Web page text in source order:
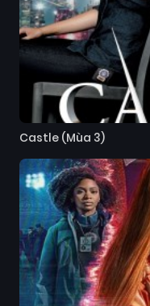
Castle (Mùa 3)